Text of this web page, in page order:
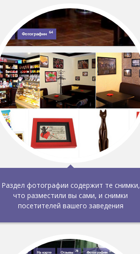
Раздел фотографии содержит те снимки,
что разместили вы сами, и снимки
посетителей вашего заведения